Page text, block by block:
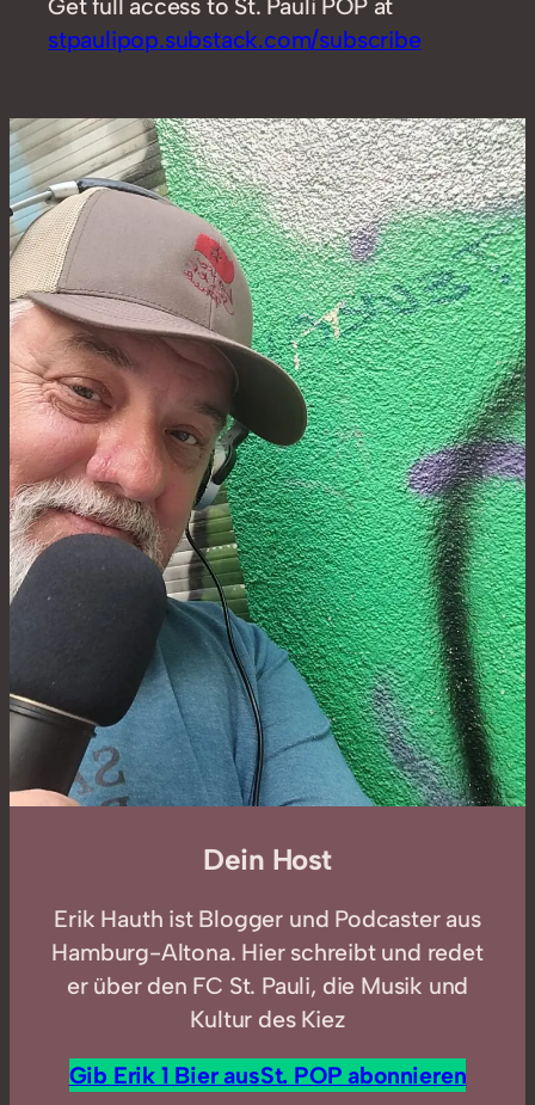
Get full access to St. Pauli POP at
stpaulipop.substack.com/subscribe
Dein Host
Erik Hauth ist Blogger und Podcaster aus
Hamburg-Altona. Hier schreibt und redet
er über den FC St. Pauli, die Musik und
Kultur des Kiez
Gib Erik 1 Bier ausSt. POP abonnieren